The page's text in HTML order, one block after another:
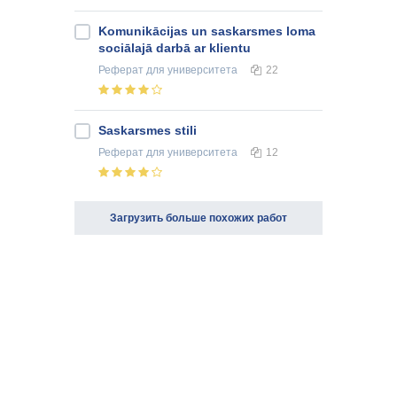
Komunikācijas un saskarsmes loma
sociālajā darbā ar klientu
Реферат для университета 22
Saskarsmes stili
Реферат для университета 12
Загрузить больше похожих работ